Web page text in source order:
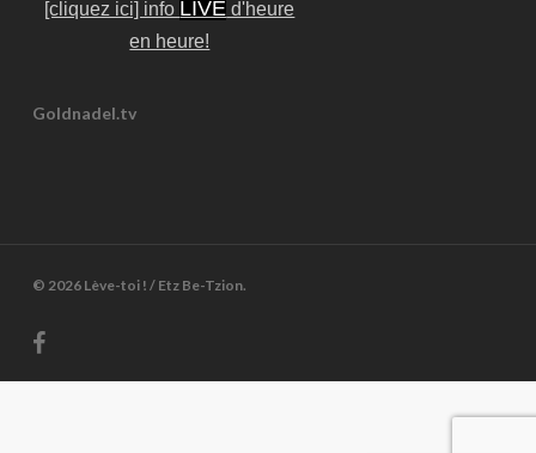
[cliquez ici] info LIVE d'heure
en heure!
Goldnadel.tv
© 2026 Lève-toi ! / Etz Be-Tzion.
facebook